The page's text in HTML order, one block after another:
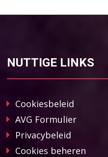
NUTTIGE LINKS
Cookiesbeleid
AVG Formulier
Privacybeleid
Cookies beheren